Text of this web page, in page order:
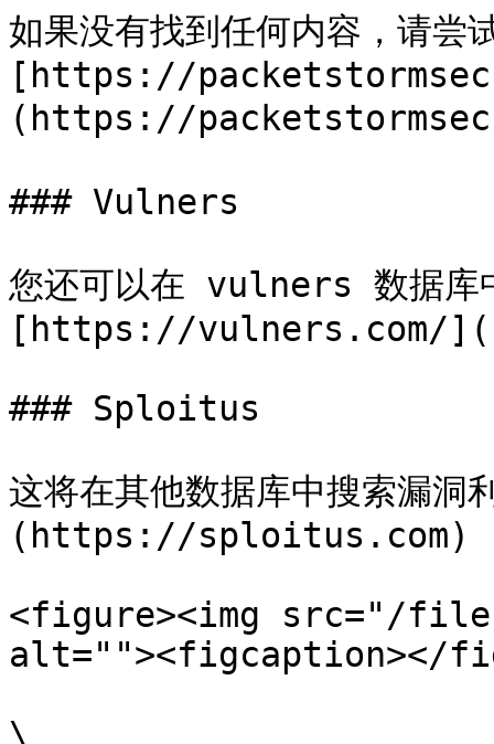
如果没有找到任何内容，请尝
[https://
(https://
### Vulners
您还可以在 vulners 数据库
[https://vulners.com/
### Sploitus
这将在其他数据库中搜索
(https://sploitus.com)
<figure><img src="/
alt=""><figcaption></
\